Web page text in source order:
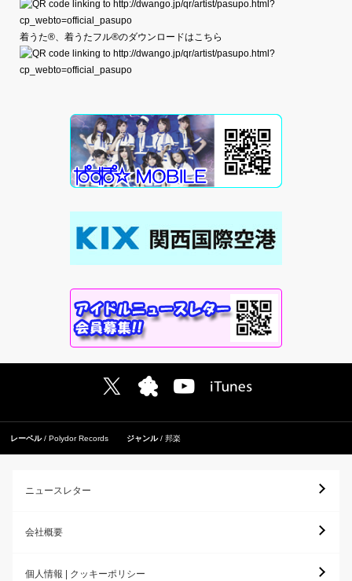
着うた®、着うたフル®のダウンロードはこちら
レーベル Polydor Records ジャンル 邦楽
ニュースレター
会社概要
個人情報 | クッキーポリシー